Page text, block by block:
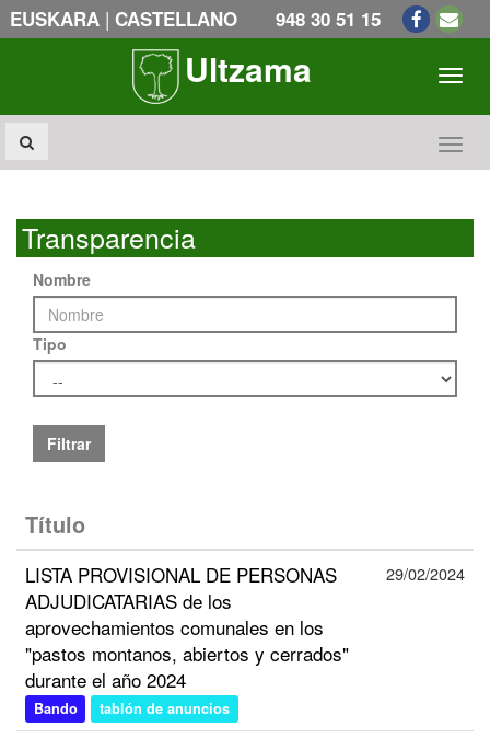
EUSKARA | CASTELLANO 948 30 51 15
Ultzama
Transparencia
Nombre
Tipo
Filtrar
Título
LISTA PROVISIONAL DE PERSONAS
ADJUDICATARIAS de los
aprovechamientos comunales en los
"pastos montanos, abiertos y cerrados"
durante el año 2024
Bando tablón de anuncios
29/02/2024